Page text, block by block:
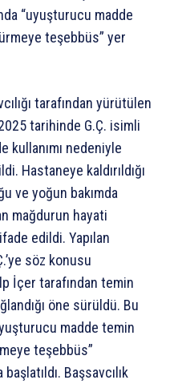
“uyuşturucu madde
teşebbüs” yer
tarafından yürütülen
tarihinde G.Ç. isimli
kullanımı nedeniyle
Hastaneye kaldırıldığı
ve yoğun bakımda
mağdurun hayati
edildi. Yapılan
söz konusu
İçer tarafından temin
öne sürüldü. Bu
madde temin
teşebbüs”
Başsavcılık